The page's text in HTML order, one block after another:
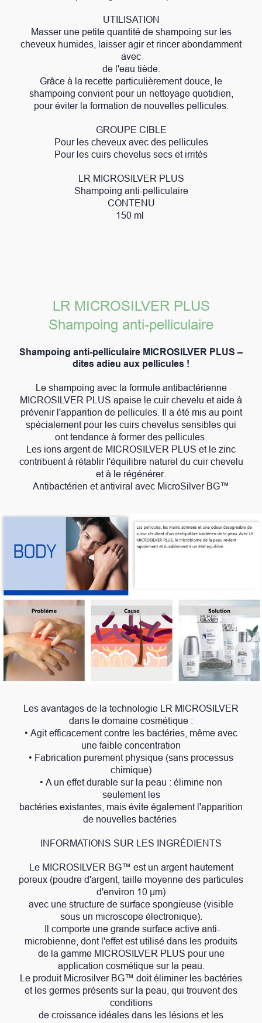
UTILISATION
Masser une petite quantité de shampoing sur les
cheveux humides, laisser agir et rincer abondamment
avec
de l'eau tiède.
Grâce à la recette particulièrement douce, le
shampoing convient pour un nettoyage quotidien,
pour éviter la formation de nouvelles pellicules.
GROUPE CIBLE
Pour les cheveux avec des pellicules
Pour les cuirs chevelus secs et irrités
LR MICROSILVER PLUS
Shampoing anti-pelliculaire
CONTENU
150 ml
LR MICROSILVER PLUS
Shampoing anti-pelliculaire
Shampoing anti-pelliculaire MICROSILVER PLUS –
dites adieu aux pellicules !
Le shampoing avec la formule antibactérienne
MICROSILVER PLUS apaise le cuir chevelu et aide à
prévenir l'apparition de pellicules. Il a été mis au point
spécialement pour les cuirs chevelus sensibles qui
ont tendance à former des pellicules.
Les ions argent de MICROSILVER PLUS et le zinc
contribuent à rétablir l'équilibre naturel du cuir chevelu
et à le régénérer.
Antibactérien et antiviral avec MicroSilver BG™
Les avantages de la technologie LR MICROSILVER
dans le domaine cosmétique :
• Agit efficacement contre les bactéries, même avec
une faible concentration
• Fabrication purement physique (sans processus
chimique)
• A un effet durable sur la peau : élimine non
seulement les
bactéries existantes, mais évite également l'apparition
de nouvelles bactéries
INFORMATIONS SUR LES INGRÉDIENTS
Le MICROSILVER BG™ est un argent hautement
poreux (poudre d'argent, taille moyenne des particules
d'environ 10 μm)
avec une structure de surface spongieuse (visible
sous un microscope électronique).
Il comporte une grande surface active anti-
microbienne, dont l'effet est utilisé dans les produits
de la gamme MICROSILVER PLUS pour une
application cosmétique sur la peau.
Le produit Microsilver BG™ doit éliminer les bactéries
et les germes présents sur la peau, qui trouvent des
conditions
de croissance idéales dans les lésions et les